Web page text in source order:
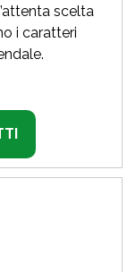
scelta
i caratteri